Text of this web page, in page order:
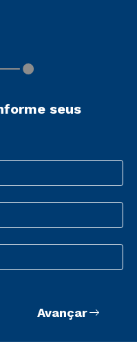
seus
Avançar